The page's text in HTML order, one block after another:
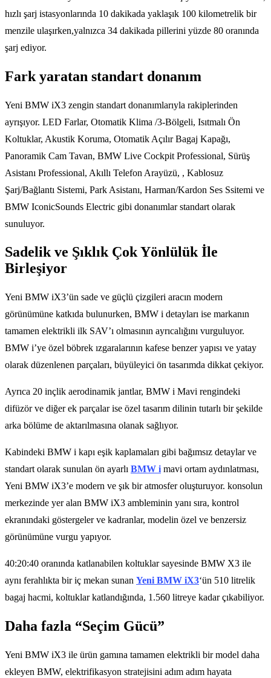
hızlı şarj istasyonlarında 10 dakikada yaklaşık 100 kilometrelik bir
menzile ulaşırken,yalnızca 34 dakikada pillerini yüzde 80 oranında
şarj ediyor.
Fark yaratan standart donanım
Yeni BMW iX3 zengin standart donanımlarıyla rakiplerinden
ayrışıyor. LED Farlar, Otomatik Klima /3-Bölgeli, Isıtmalı Ön
Koltuklar, Akustik Koruma, Otomatik Açılır Bagaj Kapağı,
Panoramik Cam Tavan, BMW Live Cockpit Professional, Sürüş
Asistanı Professional, Akıllı Telefon Arayüzü, , Kablosuz
Şarj/Bağlantı Sistemi, Park Asistanı, Harman/Kardon Ses Ssitemi ve
BMW IconicSounds Electric gibi donanımlar standart olarak
sunuluyor.
Sadelik ve Şıklık Çok Yönlülük İle
Birleşiyor
Yeni BMW iX3’ün sade ve güçlü çizgileri aracın modern
görünümüne katkıda bulunurken, BMW i detayları ise markanın
tamamen elektrikli ilk SAV’ı olmasının ayrıcalığını vurguluyor.
BMW i’ye özel böbrek ızgaralarının kafese benzer yapısı ve yatay
olarak düzenlenen parçaları, büyüleyici ön tasarımda dikkat çekiyor.
Ayrıca 20 inçlik aerodinamik jantlar, BMW i Mavi rengindeki
difüzör ve diğer ek parçalar ise özel tasarım dilinin tutarlı bir şekilde
arka bölüme de aktarılmasına olanak sağlıyor.
Kabindeki BMW i kapı eşik kaplamaları gibi bağımsız detaylar ve
standart olarak sunulan ön ayarlı BMW i mavi ortam aydınlatması,
Yeni BMW iX3’e modern ve şık bir atmosfer oluşturuyor. konsolun
merkezinde yer alan BMW iX3 ambleminin yanı sıra, kontrol
ekranındaki göstergeler ve kadranlar, modelin özel ve benzersiz
görünümüne vurgu yapıyor.
40:20:40 oranında katlanabilen koltuklar sayesinde BMW X3 ile
aynı ferahlıkta bir iç mekan sunan Yeni BMW iX3‘ün 510 litrelik
bagaj hacmi, koltuklar katlandığında, 1.560 litreye kadar çıkabiliyor.
Daha fazla “Seçim Gücü”
Yeni BMW iX3 ile ürün gamına tamamen elektrikli bir model daha
ekleyen BMW, elektrifikasyon stratejisini adım adım hayata